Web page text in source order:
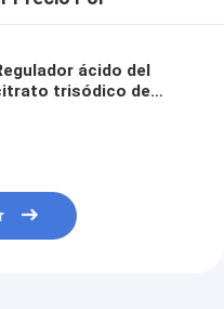
ácido del
trisódico de